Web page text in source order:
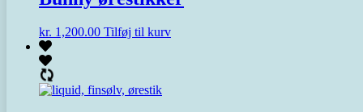
kr. 1,200.00 Tilføj til kurv